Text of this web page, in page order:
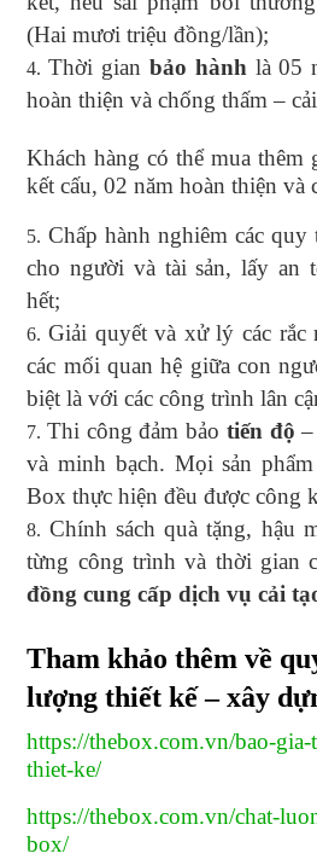
(Hai mươi triệu đồng/lần);
Thời gian bảo hành là 05
hoàn thiện và chống thấm –
Khách hàng có thể mua thêm
kết cấu, 02 năm hoàn thiện và
Chấp hành nghiêm các
cho người và tài sản, lấy an
hết;
Giải quyết và xử lý các
các mối quan hệ giữa con
biệt là với các công trình lân
Thi công đảm bảo tiến độ –
và minh bạch. Mọi sản
Box thực hiện đều được công
Chính sách quà tặng, hậu
từng công trình và thời gian
đồng cung cấp dịch vụ cải
Tham khảo thêm về
lượng thiết kế – xây
https://thebox.com.vn/bao-
thiet-ke/
https://thebox.com.vn/chat-
box/